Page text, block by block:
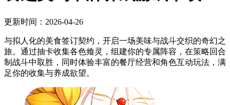
更新时间：2026-04-26
与拟人化的美食签订契约，开启一场美味与战斗交织的奇幻之
旅。通过抽卡收集各色飨灵，组建你的专属阵容，在策略回合
制战斗中取胜，同时体验丰富的餐厅经营和角色互动玩法，满
足你的收集与养成欲望。